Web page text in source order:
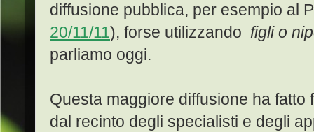
diffusione pubblica, per esempio al
20/11/11), forse utilizzando figli o
parliamo oggi.
Questa maggiore diffusione ha
dal recinto degli specialisti e degli